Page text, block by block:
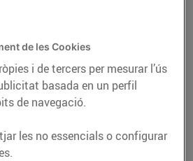
de les Cookies
i de tercers per mesurar l’ús
basada en un perfil
de navegació.
les no essencials o configurar